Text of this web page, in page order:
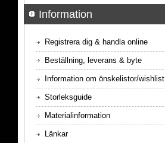
Information
Registrera dig & handla online
Beställning, leverans & byte
Information om önskelistor/wishlist
Storleksguide
Materialinformation
Länkar